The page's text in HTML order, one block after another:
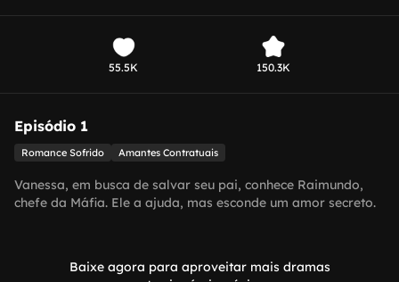
55.5K 150.3K
Episódio 1
Romance Sofrido Amantes Contratuais
Vanessa, em busca de salvar seu pai, conhece Raimundo,
chefe da Máfia. Ele a ajuda, mas esconde um amor secreto.
Baixe agora para aproveitar mais dramas